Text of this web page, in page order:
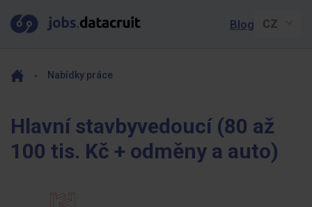
Blog
Nabídky práce
Hlavní stavbyvedoucí (80 až
100 tis. Kč + odměny a auto)